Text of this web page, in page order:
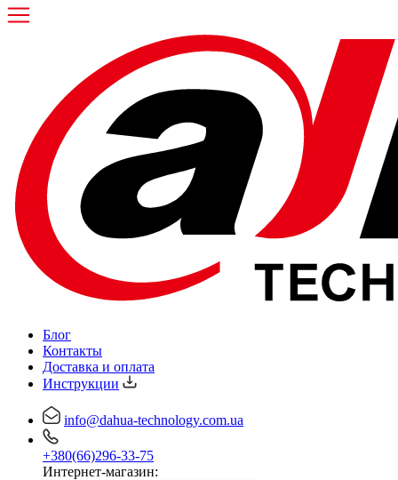
Блог
Контакты
Доставка и оплата
Инструкции
info@dahua-technology.com.ua
+380(66)296-33-75
Интернет-магазин: